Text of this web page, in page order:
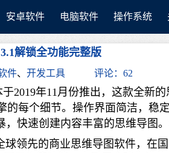
安卓软件 电脑软件 操作系统
解锁全功能完整版
件、 开发工具 评论：62
2019年11月份推出，这款全新
的每个细节。操作界面简洁，稳
，快速创建内容丰富的思维导图
球领先的商业思维导图软件，在